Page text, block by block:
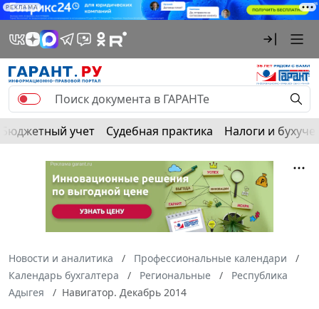
РЕКЛАМА
Бюджетный учет Судебная практика Налоги и
Новости и аналитика
Профессиональные календари
Календарь бухгалтера
Региональные
Республика
Адыгея
Навигатор. Декабрь 2014